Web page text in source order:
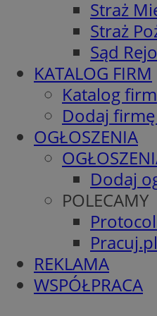
Straż
Straż
Sąd
KATALOG FIRM
Katalog firm
Dodaj
OGŁOSZENIA
Dodaj
POLECAMY
REKLAMA
WSPÓŁPRACA